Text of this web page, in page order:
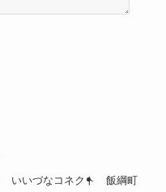
いいづなコネクト 飯綱町